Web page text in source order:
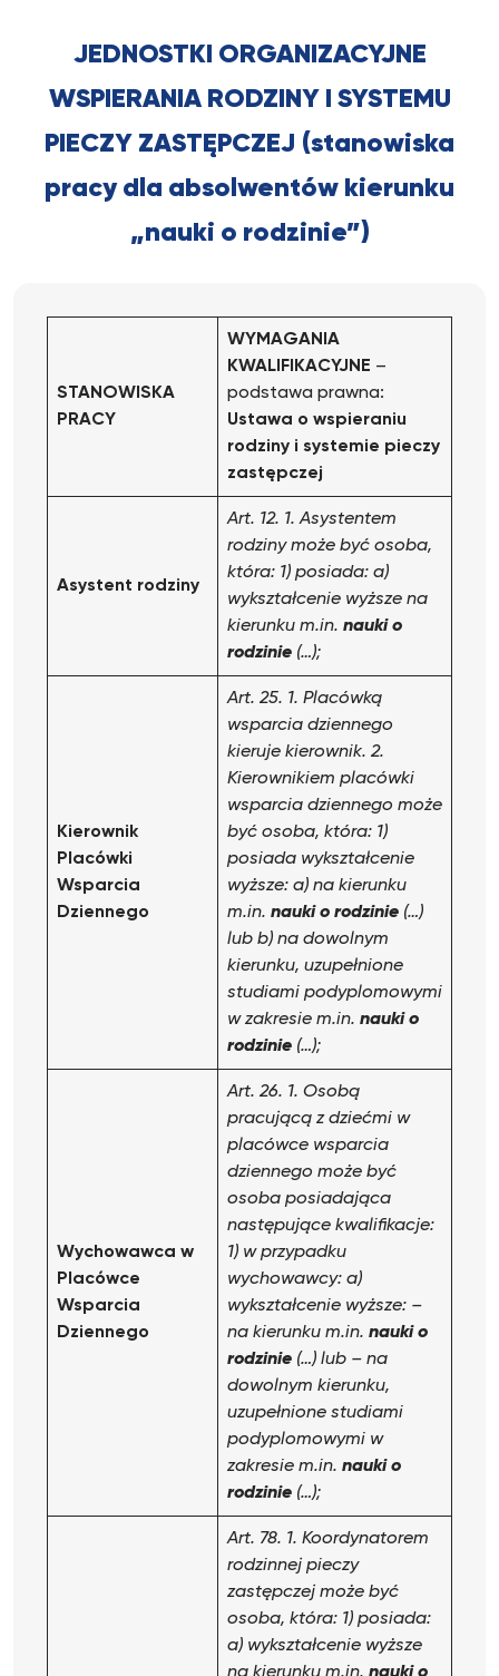
JEDNOSTKI ORGANIZACYJNE
WSPIERANIA RODZINY I SYSTEMU
PIECZY ZASTĘPCZEJ (stanowiska
pracy dla absolwentów kierunku
„nauki o rodzinie”)
STANOWISKA
PRACY
WYMAGANIA
KWALIFIKACYJNE –
podstawa prawna:
Ustawa o wspieraniu
rodziny i systemie pieczy
zastępczej
Asystent rodziny
Art. 12. 1. Asystentem
rodziny może być osoba,
która: 1) posiada: a)
wykształcenie wyższe na
kierunku m.in. nauki o
rodzinie (…);
Kierownik
Placówki
Wsparcia
Dziennego
Art. 25. 1. Placówką
wsparcia dziennego
kieruje kierownik. 2.
Kierownikiem placówki
wsparcia dziennego może
być osoba, która: 1)
posiada wykształcenie
wyższe: a) na kierunku
m.in. nauki o rodzinie (…)
lub b) na dowolnym
kierunku, uzupełnione
studiami podyplomowymi
w zakresie m.in. nauki o
rodzinie (…);
Wychowawca w
Placówce
Wsparcia
Dziennego
Art. 26. 1. Osobą
pracującą z dziećmi w
placówce wsparcia
dziennego może być
osoba posiadająca
następujące kwalifikacje:
1) w przypadku
wychowawcy: a)
wykształcenie wyższe: –
na kierunku m.in. nauki o
rodzinie (…) lub – na
dowolnym kierunku,
uzupełnione studiami
podyplomowymi w
zakresie m.in. nauki o
rodzinie (…);
Art. 78. 1. Koordynatorem
rodzinnej pieczy
zastępczej może być
osoba, która: 1) posiada:
a) wykształcenie wyższe